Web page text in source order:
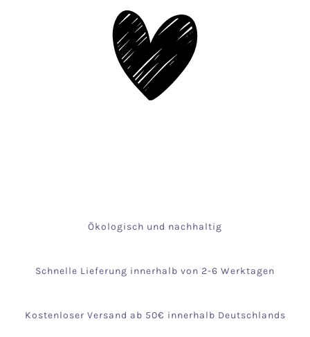
Ökologisch und nachhaltig
Schnelle Lieferung innerhalb von 2-6 Werktagen
Kostenloser Versand ab 50€ innerhalb Deutschlands